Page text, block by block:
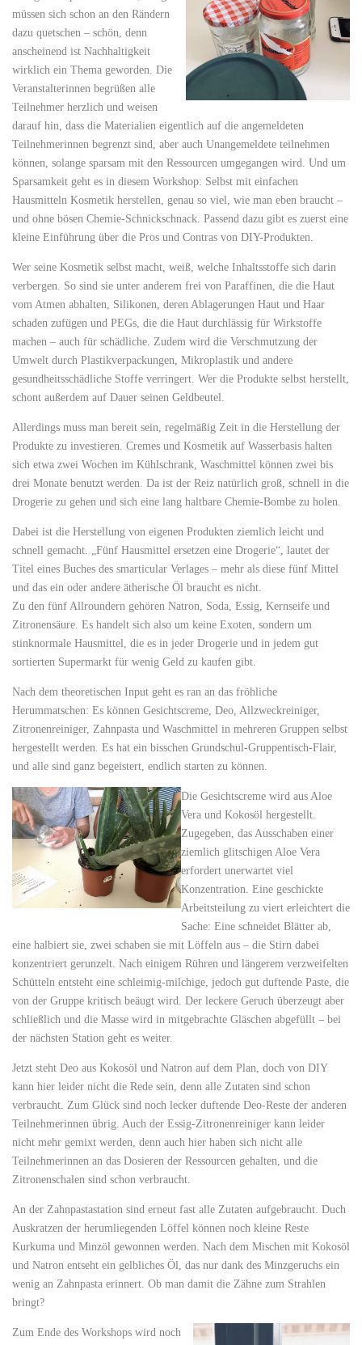
müssen sich schon an den Rändern
dazu quetschen – schön, denn
anscheinend ist Nachhaltigkeit
wirklich ein Thema geworden. Die
Veranstalterinnen begrüßen alle
Teilnehmer herzlich und weisen
darauf hin, dass die Materialien eigentlich auf die angemeldeten
Teilnehmerinnen begrenzt sind, aber auch Unangemeldete teilnehmen
können, solange sparsam mit den Ressourcen umgegangen wird. Und um
Sparsamkeit geht es in diesem Workshop: Selbst mit einfachen
Hausmitteln Kosmetik herstellen, genau so viel, wie man eben braucht –
und ohne bösen Chemie-Schnickschnack. Passend dazu gibt es zuerst eine
kleine Einführung über die Pros und Contras von DIY-Produkten.
Wer seine Kosmetik selbst macht, weiß, welche Inhaltsstoffe sich darin
verbergen. So sind sie unter anderem frei von Paraffinen, die die Haut
vom Atmen abhalten, Silikonen, deren Ablagerungen Haut und Haar
schaden zufügen und PEGs, die die Haut durchlässig für Wirkstoffe
machen – auch für schädliche. Zudem wird die Verschmutzung der
Umwelt durch Plastikverpackungen, Mikroplastik und andere
gesundheitsschädliche Stoffe verringert. Wer die Produkte selbst herstellt,
schont außerdem auf Dauer seinen Geldbeutel.
Allerdings muss man bereit sein, regelmäßig Zeit in die Herstellung der
Produkte zu investieren. Cremes und Kosmetik auf Wasserbasis halten
sich etwa zwei Wochen im Kühlschrank, Waschmittel können zwei bis
drei Monate benutzt werden. Da ist der Reiz natürlich groß, schnell in die
Drogerie zu gehen und sich eine lang haltbare Chemie-Bombe zu holen.
Dabei ist die Herstellung von eigenen Produkten ziemlich leicht und
schnell gemacht. „Fünf Hausmittel ersetzen eine Drogerie“, lautet der
Titel eines Buches des smarticular Verlages – mehr als diese fünf Mittel
und das ein oder andere ätherische Öl braucht es nicht.
Zu den fünf Allroundern gehören Natron, Soda, Essig, Kernseife und
Zitronensäure. Es handelt sich also um keine Exoten, sondern um
stinknormale Hausmittel, die es in jeder Drogerie und in jedem gut
sortierten Supermarkt für wenig Geld zu kaufen gibt.
Nach dem theoretischen Input geht es ran an das fröhliche
Herummatschen: Es können Gesichtscreme, Deo, Allzweckreiniger,
Zitronenreiniger, Zahnpasta und Waschmittel in mehreren Gruppen selbst
hergestellt werden. Es hat ein bisschen Grundschul-Gruppentisch-Flair,
und alle sind ganz begeistert, endlich starten zu können.
Die Gesichtscreme wird aus Aloe
Vera und Kokosöl hergestellt.
Zugegeben, das Ausschaben einer
ziemlich glitschigen Aloe Vera
erfordert unerwartet viel
Konzentration. Eine geschickte
Arbeitsteilung zu viert erleichtert die
Sache: Eine schneidet Blätter ab,
eine halbiert sie, zwei schaben sie mit Löffeln aus – die Stirn dabei
konzentriert gerunzelt. Nach einigem Rühren und längerem verzweifelten
Schütteln entsteht eine schleimig-milchige, jedoch gut duftende Paste, die
von der Gruppe kritisch beäugt wird. Der leckere Geruch überzeugt aber
schließlich und die Masse wird in mitgebrachte Gläschen abgefüllt – bei
der nächsten Station geht es weiter.
Jetzt steht Deo aus Kokosöl und Natron auf dem Plan, doch von DIY
kann hier leider nicht die Rede sein, denn alle Zutaten sind schon
verbraucht. Zum Glück sind noch lecker duftende Deo-Reste der anderen
Teilnehmerinnen übrig. Auch der Essig-Zitronenreiniger kann leider
nicht mehr gemixt werden, denn auch hier haben sich nicht alle
Teilnehmerinnen an das Dosieren der Ressourcen gehalten, und die
Zitronenschalen sind schon verbraucht.
An der Zahnpastastation sind erneut fast alle Zutaten aufgebraucht. Duch
Auskratzen der herumliegenden Löffel können noch kleine Reste
Kurkuma und Minzöl gewonnen werden. Nach dem Mischen mit Kokosöl
und Natron entseht ein gelbliches Öl, das nur dank des Minzgeruchs ein
wenig an Zahnpasta erinnert. Ob man damit die Zähne zum Strahlen
bringt?
Zum Ende des Workshops wird noch